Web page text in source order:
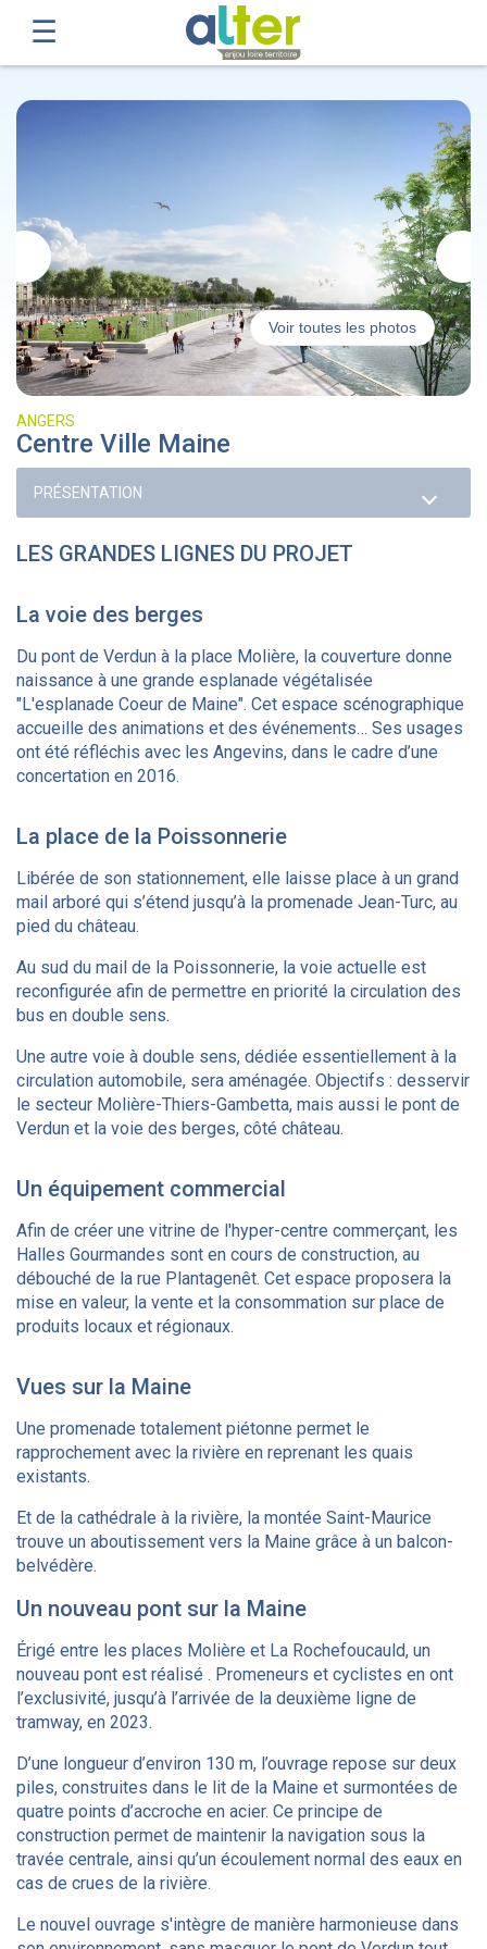
Voir toutes les photos
ANGERS
Centre Ville Maine
LES GRANDES LIGNES DU PROJET
La voie des berges
Du pont de Verdun à la place Molière, la couverture donne
naissance à une grande esplanade végétalisée
"L'esplanade Coeur de Maine". Cet espace scénographique
accueille des animations et des événements… Ses usages
ont été réfléchis avec les Angevins, dans le cadre d’une
concertation en 2016.
La place de la Poissonnerie
Libérée de son stationnement, elle laisse place à un grand
mail arboré qui s’étend jusqu’à la promenade Jean-Turc, au
pied du château.
Au sud du mail de la Poissonnerie, la voie actuelle est
reconfigurée afin de permettre en priorité la circulation des
bus en double sens.
Une autre voie à double sens, dédiée essentiellement à la
circulation automobile, sera aménagée. Objectifs : desservir
le secteur Molière-Thiers-Gambetta, mais aussi le pont de
Verdun et la voie des berges, côté château.
Un équipement commercial
Afin de créer une vitrine de l'hyper-centre commerçant, les
Halles Gourmandes sont en cours de construction, au
débouché de la rue Plantagenêt. Cet espace proposera la
mise en valeur, la vente et la consommation sur place de
produits locaux et régionaux.
Vues sur la Maine
Une promenade totalement piétonne permet le
rapprochement avec la rivière en reprenant les quais
existants.
Et de la cathédrale à la rivière, la montée Saint-Maurice
trouve un aboutissement vers la Maine grâce à un balcon-
belvédère.
Un nouveau pont sur la Maine
Érigé entre les places Molière et La Rochefoucauld, un
nouveau pont est réalisé . Promeneurs et cyclistes en ont
l’exclusivité, jusqu’à l’arrivée de la deuxième ligne de
tramway, en 2023.
D’une longueur d’environ 130 m, l’ouvrage repose sur deux
piles, construites dans le lit de la Maine et surmontées de
quatre points d’accroche en acier. Ce principe de
construction permet de maintenir la navigation sous la
travée centrale, ainsi qu’un écoulement normal des eaux en
cas de crues de la rivière.
Le nouvel ouvrage s'intègre de manière harmonieuse dans